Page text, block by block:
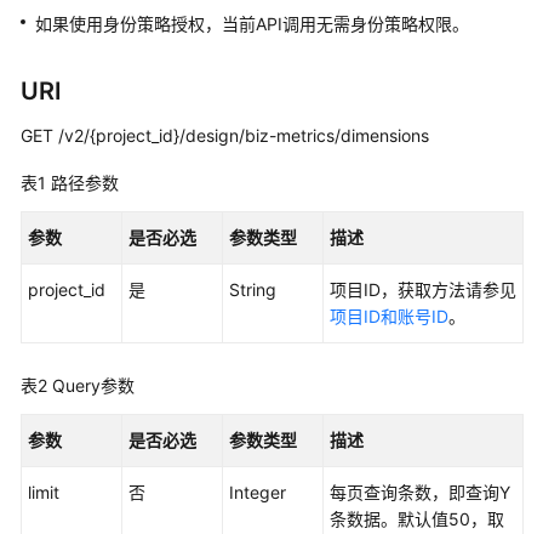
方
快
入
户
佳
实
践
如果使用身份策略授权，当前API调用无需身份策略权限。
URI
GET /v2/{project_id}/design/biz-metrics/dimensions
表1 路径参数
参数 是否必选 参数类型 描述
project_id 是 String
项目ID，获取方法请参见
项目ID和账号ID。
表2 Query参数
参数 是否必选 参数类型 描述
limit 否 Integer
每页查询条数，即查询Y
条数据。默认值50，取